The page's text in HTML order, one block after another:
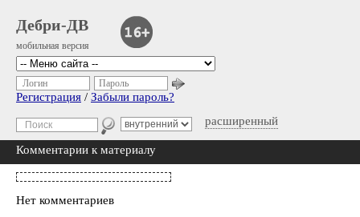
Дебри-ДВ
мобильная версия
расширенный
Логин Пароль
Регистрация / Забыли пароль?
Комментарии к материалу
Нет комментариев